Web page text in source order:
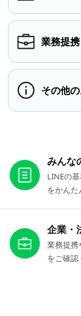
業務提携
その他
みんな
LINEの
をかんた
企業・
業務提携
をご確認